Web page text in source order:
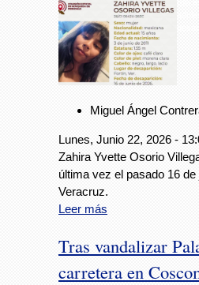
Miguel Ángel
Lunes, Junio 22, 2026 -
Zahira Yvette Osorio
última vez el pasado 16
Veracruz.
Leer más
Tras vandalizar
carretera en